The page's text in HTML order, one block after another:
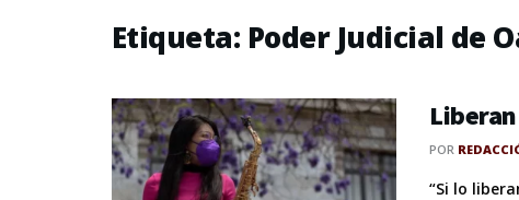
Etiqueta: Poder Judicial de
POR
“Si lo